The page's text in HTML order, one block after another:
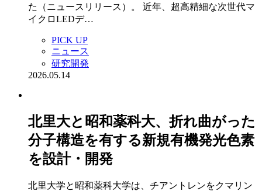
た（ニュースリリース）。 近年、超高精細な次世代マ
イクロLEDデ…
PICK UP
ニュース
研究開発
2026.05.14
北里大と昭和薬科大、折れ曲がった
分子構造を有する新規有機発光色素
を設計・開発
北里大学と昭和薬科大学は、チアントレンをクマリン